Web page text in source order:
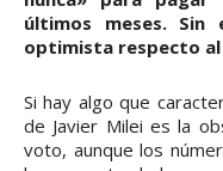
últimos meses. Sin
optimista respecto
Si hay algo que
de Javier Milei es la
voto, aunque los